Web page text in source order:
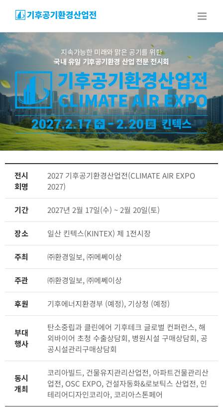
content
지속가능한 미래와 맑은 공기를 위한
국내 유일 기후공기환경 산업 전문 전시회
전시
회명
2027 기후공기환경산업전(CLIMATE AIR EXPO
2027)
기간 2027년 2월 17일(수) ~ 2월 20일(토)
장소 일산 킨텍스(KINTEX) 제 1전시장
주최 ㈜환경일보, ㈜메쎄이상
주관 ㈜환경일보, ㈜메쎄이상
후원 기후에너지환경부 (예정), 기상청 (예정)
부대
행사
탄소중립과 클린에어 기후테크 글로벌 컨퍼런스, 해
외바이어 초청 수출상담회, 병원시설 구매상담회, 공
공시설관리구매상담회
동시
개최
코리아빌드, 건물유지관리산업전, 아파트건물관리산
업전, OSC EXPO, 건설자동화&로보틱스 산업전, 인
테리어디자인코리아, 코리아스톤페어